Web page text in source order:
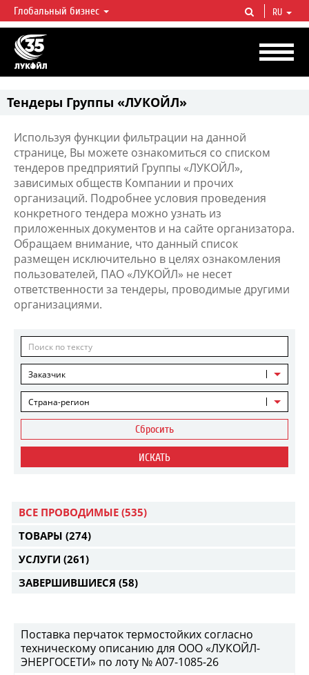
ЛУКОЙЛ СЕГОДНЯ
ЛУКОЙЛ — одна из крупнейших вертикально интегрированных
нефтегазовых компаний в мире, на долю которой приходится более 2%
мировой добычи нефти и около 1% доказанных запасов углеводородов.
Глобальный бизнес RU
Тендеры Группы «ЛУКОЙЛ»
Используя функции фильтрации на данной
странице, Вы можете ознакомиться со списком
тендеров предприятий Группы «ЛУКОЙЛ»,
зависимых обществ Компании и прочих
организаций. Подробнее условия проведения
конкретного тендера можно узнать из
приложенных документов и на сайте организатора.
Обращаем внимание, что данный список
размещен исключительно в целях ознакомления
пользователей, ПАО «ЛУКОЙЛ» не несет
ответственности за тендеры, проводимые другими
организациями.
Заказчик
Страна-регион
Сбросить
ИСКАТЬ
ВСЕ ПРОВОДИМЫЕ (535)
ТОВАРЫ (274)
УСЛУГИ (261)
ЗАВЕРШИВШИЕСЯ (58)
Поставка перчаток термостойких согласно
техническому описанию для ООО «ЛУКОЙЛ-
ЭНЕРГОСЕТИ» по лоту № A07-1085-26